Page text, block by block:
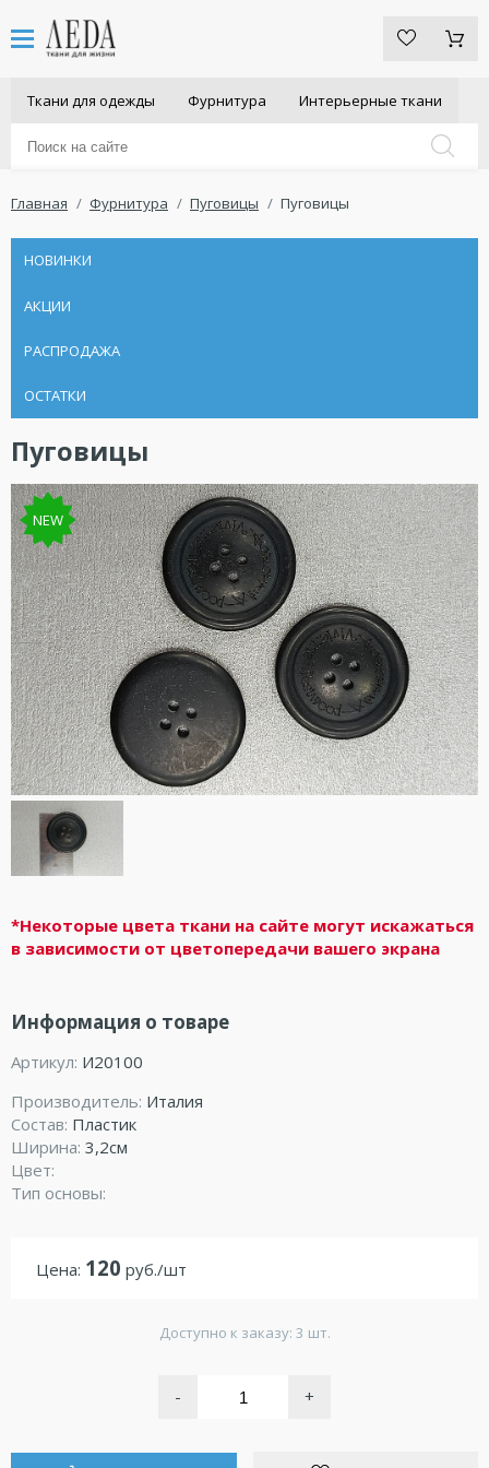
Ткани для одежды Фурнитура Интерьерные ткани
Главная Фурнитура Пуговицы Пуговицы
НОВИНКИ
АКЦИИ
РАСПРОДАЖА
ОСТАТКИ
Пуговицы
NEW
*Некоторые цвета ткани на сайте могут искажаться
в зависимости от цветопередачи вашего экрана
Информация о товаре
Артикул: И20100
Производитель: Италия
Состав: Пластик
Ширина: 3,2см
Цвет:
Тип основы:
Цена: 120 руб./шт
Доступно к заказу: 3 шт.
- +